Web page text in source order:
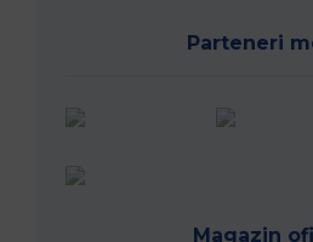
Parteneri
Magazin